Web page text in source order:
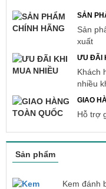
SẢN
Sản
xuất
ƯU ĐÃI
Khách
nhiều
GIAO
Hỗ trợ
Sản phẩm
Kem đánh